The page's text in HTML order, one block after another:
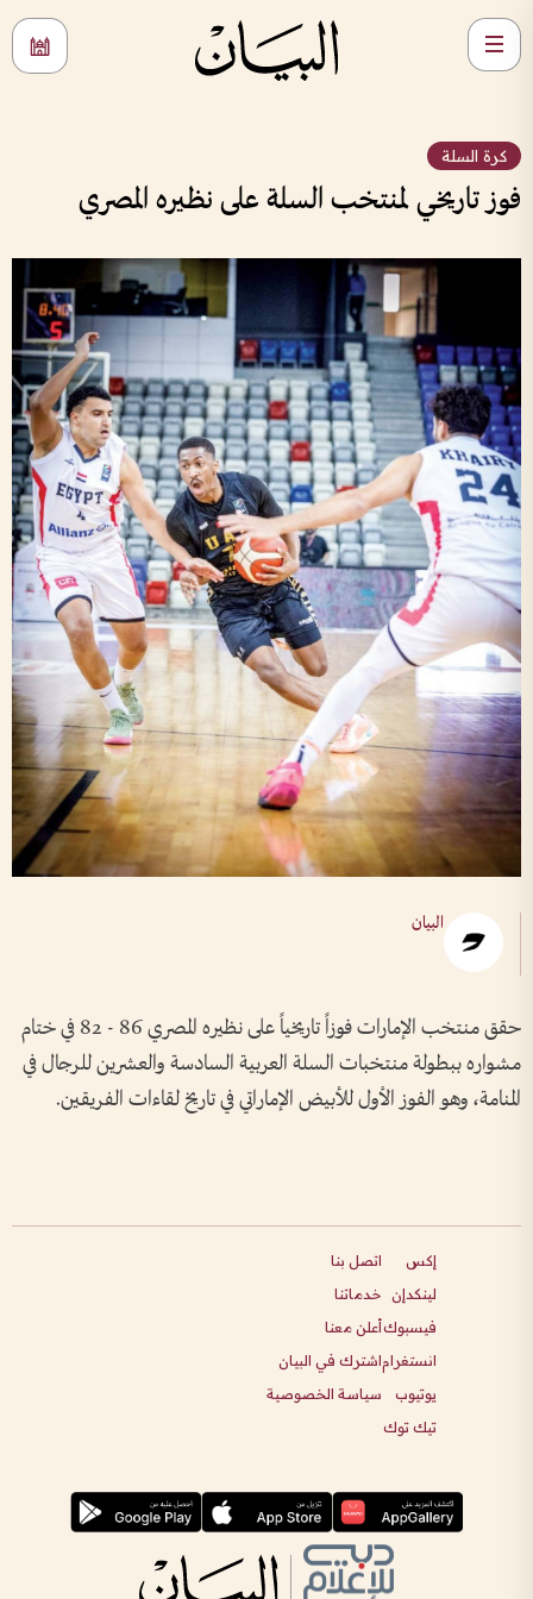
كرة السلة
فوز تاريخي لمنتخب السلة على نظيره المصري
البيان
حقق منتخب الإمارات فوزاً تاريخياً على نظيره المصري 86 - 82 في ختام
مشواره ببطولة منتخبات السلة العربية السادسة والعشرين للرجال في
المنامة، وهو الفوز الأول للأبيض الإماراتي في تاريخ لقاءات الفريقين.
إكس
لينكدإن
فيسبوك
انستغرام
يوتيوب
تيك توك
اتصل بنا
خدماتنا
أعلن معنا
اشترك في البيان
سياسة الخصوصية